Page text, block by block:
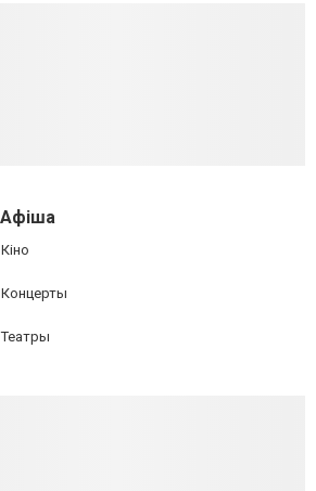
Афіша
Кіно
Концерты
Театры